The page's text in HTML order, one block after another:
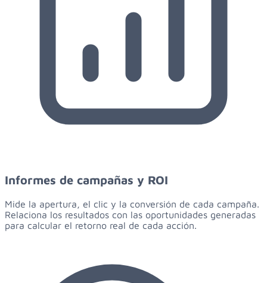
Informes de campañas y ROI
Mide la apertura, el clic y la conversión de cada campaña.
Relaciona los resultados con las oportunidades generadas
para calcular el retorno real de cada acción.